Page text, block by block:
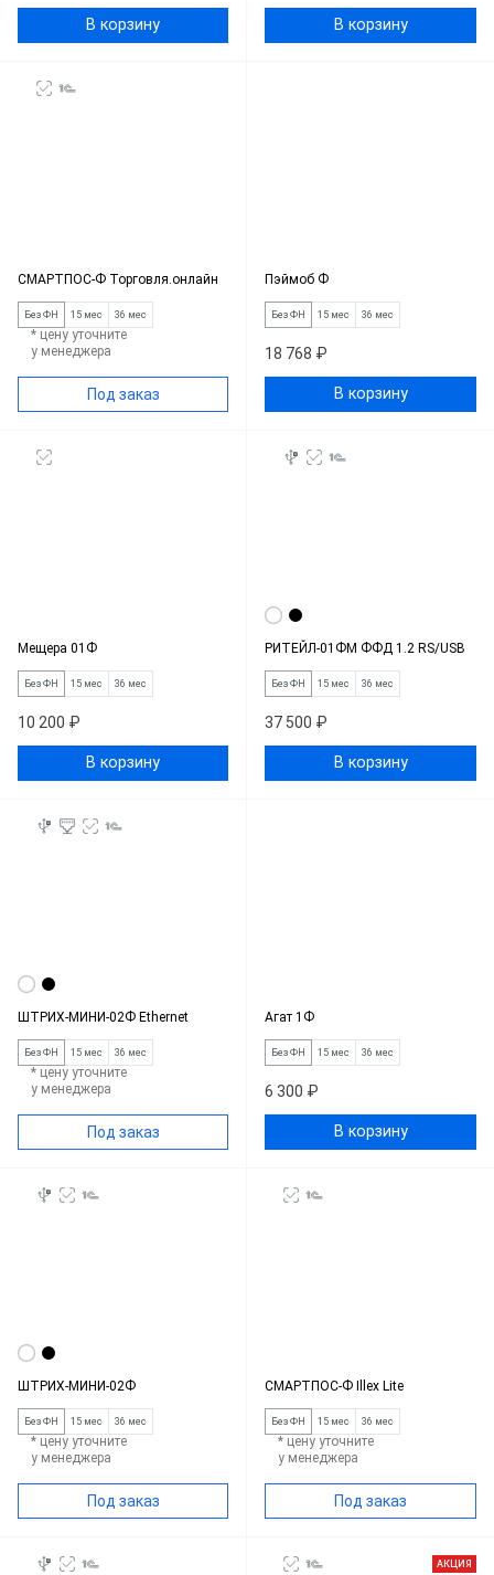
В корзину В корзину
СМАРТПОС-Ф Торговля.онлайн
Без ФН 15 мес 36 мес
* цену уточните
у менеджера
Под заказ
Пэймоб Ф
Без ФН 15 мес 36 мес
18 768 ₽
В корзину
Мещера 01Ф
Без ФН 15 мес 36 мес
10 200 ₽
В корзину
РИТЕЙЛ-01ФМ ФФД 1.2 RS/USB
Без ФН 15 мес 36 мес
37 500 ₽
В корзину
ШТРИХ-МИНИ-02Ф Ethernet
Без ФН 15 мес 36 мес
* цену уточните
у менеджера
Под заказ
Агат 1Ф
Без ФН 15 мес 36 мес
6 300 ₽
В корзину
ШТРИХ-МИНИ-02Ф
Без ФН 15 мес 36 мес
* цену уточните
у менеджера
Под заказ
СМАРТПОС-Ф Illex Lite
Без ФН 15 мес 36 мес
* цену уточните
у менеджера
Под заказ
АКЦИЯ